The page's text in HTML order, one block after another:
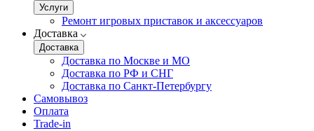
Услуги
Ремонт игровых приставок и аксессуаров
Доставка
Доставка
Доставка по Москве и МО
Доставка по РФ и СНГ
Доставка по Санкт-Петербургу
Самовывоз
Оплата
Trade-in